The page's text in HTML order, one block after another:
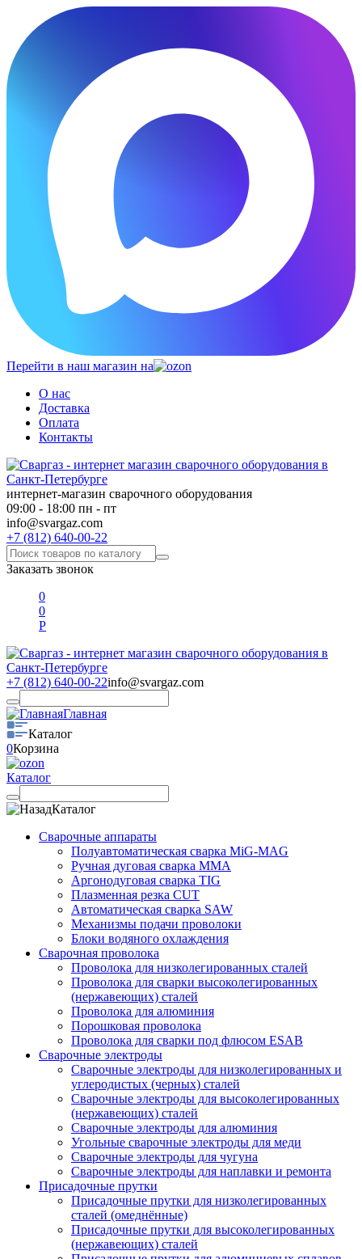
Перейти в наш магазин на
О нас
Доставка
Оплата
Контакты
интернет-магазин сварочного оборудования
09:00 - 18:00 пн - пт
info@svargaz.com
+7 (812) 640-00-22
Заказать звонок
0
0
Р
+7 (812) 640-00-22info@svargaz.com
Главная
Каталог
0Корзина
Каталог
Каталог
Сварочные аппараты
Полуавтоматическая сварка MiG-MAG
Ручная дуговая сварка MMA
Аргонодуговая сварка TIG
Плазменная резка CUT
Автоматическая сварка SAW
Механизмы подачи проволоки
Блоки водяного охлаждения
Сварочная проволока
Проволока для низколегированных сталей
Проволока для сварки высоколегированных
(нержавеющих) сталей
Проволока для алюминия
Порошковая проволока
Проволока для сварки под флюсом ESAB
Сварочные электроды
Сварочные электроды для низколегированных и
углеродистых (черных) сталей
Сварочные электроды для высоколегированных
(нержавеющих) сталей
Сварочные электроды для алюминия
Угольные сварочные электроды для меди
Сварочные электроды для чугуна
Сварочные электроды для наплавки и ремонта
Присадочные прутки
Присадочные прутки для низколегированных
сталей (омеднённые)
Присадочные прутки для высоколегированных
(нержавеющих) сталей